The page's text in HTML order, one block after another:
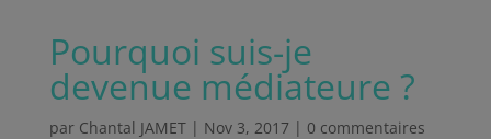
Pourquoi suis-je
devenue médiateure ?
par Chantal JAMET| Nov 3, 2017 | 0 commentaires